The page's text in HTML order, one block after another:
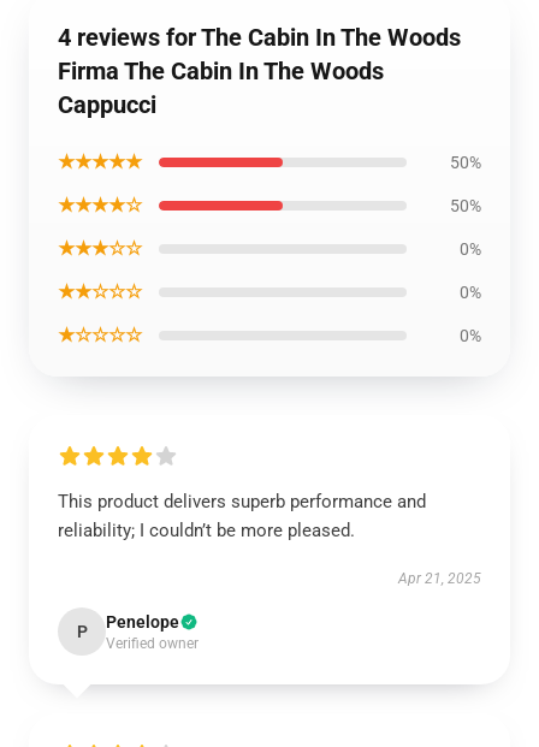
4 reviews for The Cabin In The Woods
Firma The Cabin In The Woods
Cappucci
★★★★★ 50%
★★★★☆ 50%
★★★☆☆ 0%
★★☆☆☆ 0%
★☆☆☆☆ 0%
This product delivers superb performance and
reliability; I couldn’t be more pleased.
Apr 21, 2025
P Penelope
Verified owner